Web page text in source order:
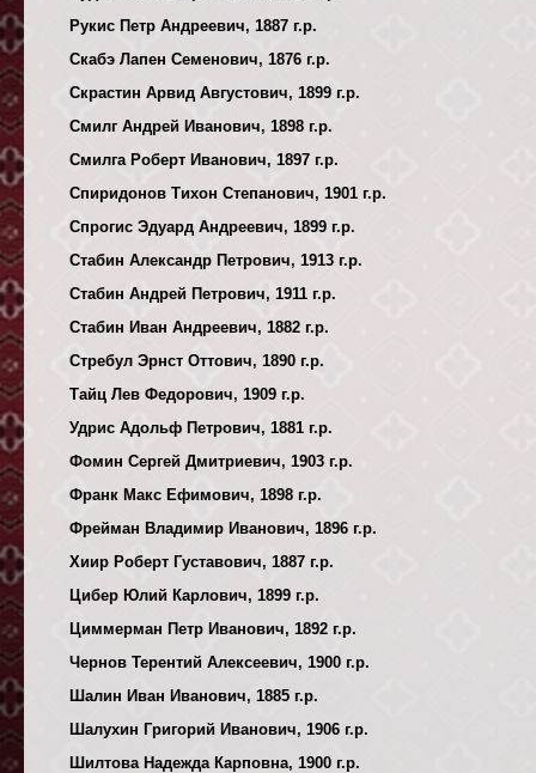
Рукис Петр Андреевич, 1887 г.р.
Скабэ Лапен Семенович, 1876 г.р.
Скрастин Арвид Августович, 1899 г.р.
Смилг Андрей Иванович, 1898 г.р.
Смилга Роберт Иванович, 1897 г.р.
Спиридонов Тихон Степанович, 1901 г.р.
Спрогис Эдуард Андреевич, 1899 г.р.
Стабин Александр Петрович, 1913 г.р.
Стабин Андрей Петрович, 1911 г.р.
Стабин Иван Андреевич, 1882 г.р.
Стребул Эрнст Оттович, 1890 г.р.
Тайц Лев Федорович, 1909 г.р.
Удрис Адольф Петрович, 1881 г.р.
Фомин Сергей Дмитриевич, 1903 г.р.
Франк Макс Ефимович, 1898 г.р.
Фрейман Владимир Иванович, 1896 г.р.
Хиир Роберт Густавович, 1887 г.р.
Цибер Юлий Карлович, 1899 г.р.
Циммерман Петр Иванович, 1892 г.р.
Чернов Терентий Алексеевич, 1900 г.р.
Шалин Иван Иванович, 1885 г.р.
Шалухин Григорий Иванович, 1906 г.р.
Шилтова Надежда Карповна, 1900 г.р.